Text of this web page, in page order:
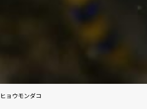
ヒョウモンダコ